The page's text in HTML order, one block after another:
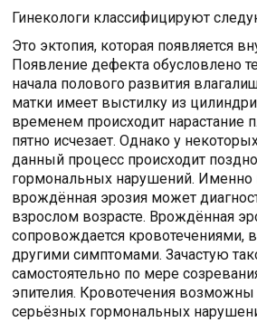
Гинекологи классифицируют
Это эктопия, которая появляется
Появление дефекта обусловлено
начала полового развития
матки имеет выстилку из
временем происходит нарастание
пятно исчезает. Однако у
данный процесс происходит
гормональных нарушений. Именно
врождённая эрозия может
взрослом возрасте. Врождённая
сопровождается кровотечениями,
другими симптомами. Зачастую
самостоятельно по мере
эпителия. Кровотечения возможны
серьёзных гормональных